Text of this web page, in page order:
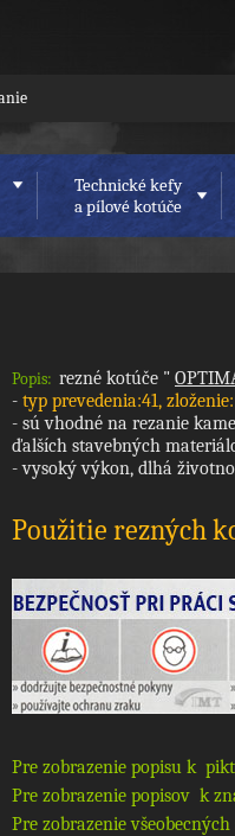
Technické kefy
a pílové kotúče
Popis: rezné kotúče "
- typ prevedenia:41, zloženie:
- sú vhodné na rezanie
ďalších stavebných
- vysoký výkon, dlhá
Použitie rezných
Pre zobrazenie popisu k
Pre zobrazenie popisov k
Pre zobrazenie